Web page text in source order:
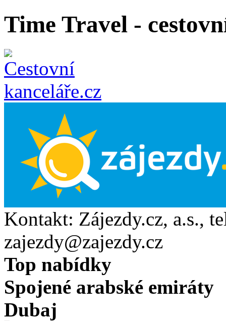
Time Travel -
Kontakt: Zájezdy.cz, a.s.,
zajezdy@zajezdy.cz
Top nabídky
Spojené arabské emiráty
Dubaj